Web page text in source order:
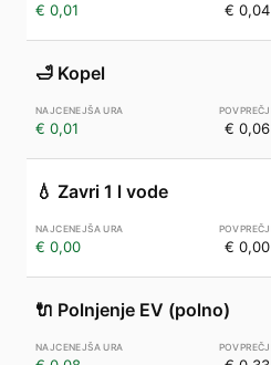
€ 0,01 € 0,04
🛁 Kopel
€ 0,01 € 0,06
💧 Zavri 1 l vode
€ 0,00 € 0,00
🔌 Polnjenje EV (polno)